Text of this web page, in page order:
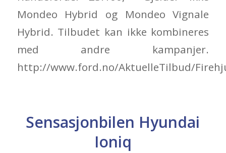
Mondeo Hybrid og Mondeo Vignale
Hybrid. Tilbudet kan ikke kombineres
med andre kampanjer.
http://www.ford.no/AktuelleTilbud/
Sensasjonbilen Hyundai
Ioniq